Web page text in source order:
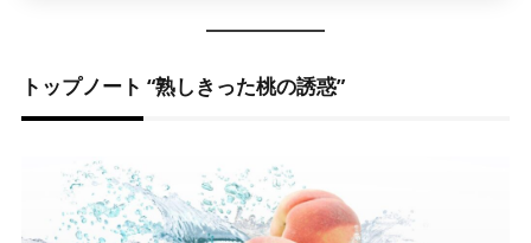
トップノート “熟しきった桃の誘惑”